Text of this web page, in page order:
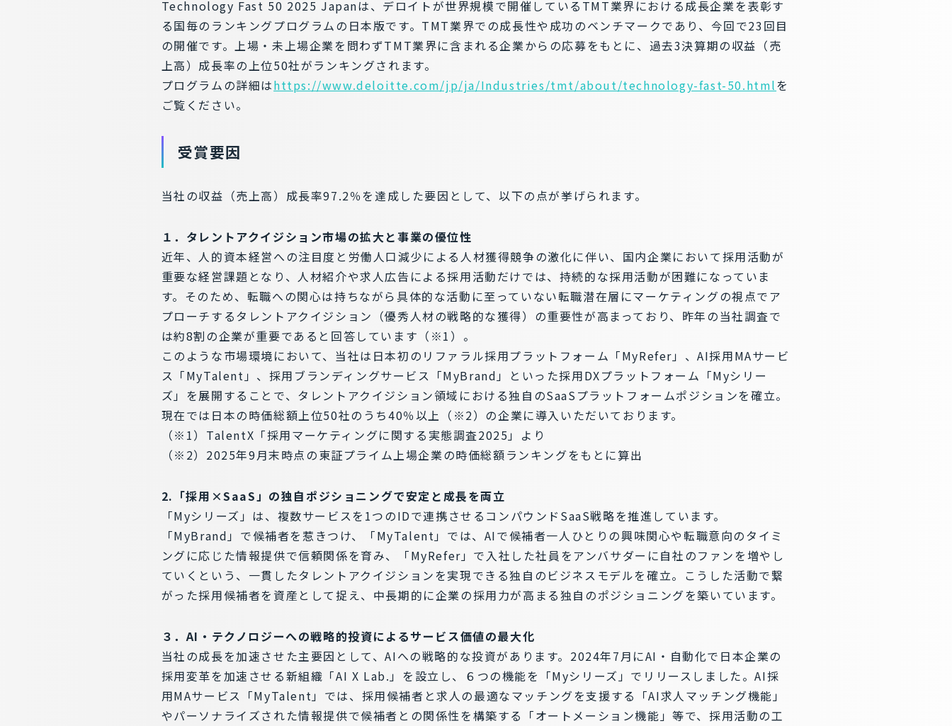
Technology Fast 50 2025 Japanは、デロイトが世界規模で開催しているTMT業界における成長企業を表彰す
る国毎のランキングプログラムの日本版です。TMT業界での成長性や成功のベンチマークであり、今回で23回目
の開催です。上場・未上場企業を問わずTMT業界に含まれる企業からの応募をもとに、過去3決算期の収益（売
上高）成長率の上位50社がランキングされます。
プログラムの詳細はhttps://www.deloitte.com/jp/ja/Industries/tmt/about/technology-fast-50.htmlを
ご覧ください。
受賞要因
当社の収益（売上高）成長率97.2％を達成した要因として、以下の点が挙げられます。
１．タレントアクイジション市場の拡大と事業の優位性
近年、人的資本経営への注目度と労働人口減少による人材獲得競争の激化に伴い、国内企業において採用活動が
重要な経営課題となり、人材紹介や求人広告による採用活動だけでは、持続的な採用活動が困難になっていま
す。そのため、転職への関心は持ちながら具体的な活動に至っていない転職潜在層にマーケティングの視点でア
プローチするタレントアクイジション（優秀人材の戦略的な獲得）の重要性が高まっており、昨年の当社調査で
は約8割の企業が重要であると回答しています（※1）。
このような市場環境において、当社は日本初のリファラル採用プラットフォーム「MyRefer」、AI採用MAサービ
ス「MyTalent」、採用ブランディングサービス「MyBrand」といった採用DXプラットフォーム「Myシリー
ズ」を展開することで、タレントアクイジション領域における独自のSaaSプラットフォームポジションを確立。
現在では日本の時価総額上位50社のうち40％以上（※2）の企業に導入いただいております。
（※1）TalentX「採用マーケティングに関する実態調査2025」より
（※2）2025年9月末時点の東証プライム上場企業の時価総額ランキングをもとに算出
2.「採用×SaaS」の独自ポジショニングで安定と成長を両立
「Myシリーズ」は、複数サービスを1つのIDで連携させるコンパウンドSaaS戦略を推進しています。
「MyBrand」で候補者を惹きつけ、「MyTalent」では、AIで候補者一人ひとりの興味関心や転職意向のタイミ
ングに応じた情報提供で信頼関係を育み、「MyRefer」で入社した社員をアンバサダーに自社のファンを増やし
ていくという、一貫したタレントアクイジションを実現できる独自のビジネスモデルを確立。こうした活動で繋
がった採用候補者を資産として捉え、中長期的に企業の採用力が高まる独自のポジショニングを築いています。
３．AI・テクノロジーへの戦略的投資によるサービス価値の最大化
当社の成長を加速させた主要因として、AIへの戦略的な投資があります。2024年7月にAI・自動化で日本企業の
採用変革を加速させる新組織「AI X Lab.」を設立し、６つの機能を「Myシリーズ」でリリースしました。AI採
用MAサービス「MyTalent」では、採用候補者と求人の最適なマッチングを支援する「AI求人マッチング機能」
やパーソナライズされた情報提供で候補者との関係性を構築する「オートメーション機能」等で、採用活動の工